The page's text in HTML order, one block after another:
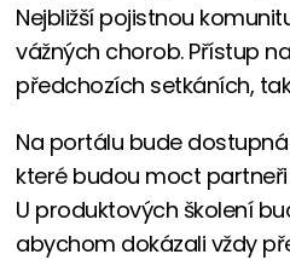
Nejbližší pojistnou
vážných chorob. Přístup
předchozích setkáních,
Na portálu bude
které budou moct
U produktových školení
abychom dokázali vždy